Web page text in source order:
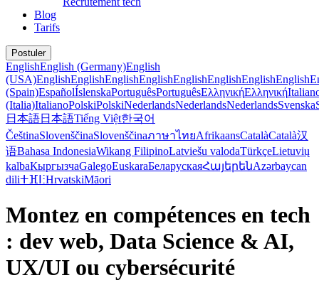
Blog
Tarifs
Postuler
EnglishEnglish (Germany)English
(USA)EnglishEnglishEnglishEnglishEnglishEnglishEnglishEnglish
(Spain)EspañolÍslenskaPortuguêsPortuguêsΕλληνικήΕλληνική
(Italia)ItalianoPolskiPolskiNederlandsNederlandsNederlandsSvenska
日本語日本語Tiếng Việt한국어
ČeštinaSlovenščinaSlovenščinaภาษาไทยAfrikaansCatalàCatalà汉
语Bahasa IndonesiaWikang FilipinoLatviešu valodaTürkçeLietuvių
kalbaКыргызчаGalegoEuskaraБеларускаяՀայերենAzərbaycan
diliⵜⴼⵏⵗHrvatskiMāori
Montez en compétences en tech
: dev web, Data Science & AI,
UX/UI ou cybersécurité